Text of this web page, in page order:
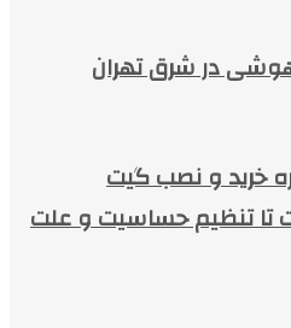
در شرق تهران
خرید و نصب گیت
تا تنظیم حساسیت و علت